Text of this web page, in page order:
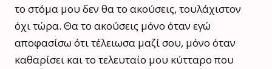
το στόμα μου δεν θα το ακούσεις, τουλάχιστον
όχι τώρα. Θα το ακούσεις μόνο όταν εγώ
αποφασίσω ότι τέλειωσα μαζί σου, μόνο όταν
καθαρίσει και το τελευταίο μου κύτταρο που